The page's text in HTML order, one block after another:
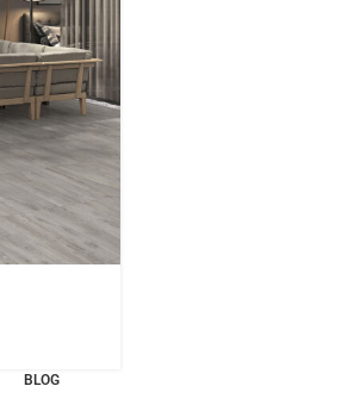
BLOG